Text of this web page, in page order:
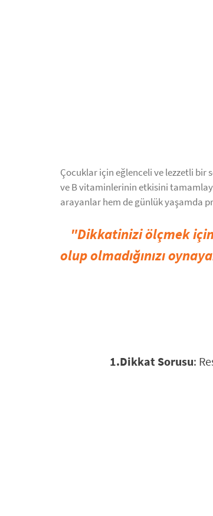
Çocuklar için eğlenceli ve lezzetli bir
ve B vitaminlerinin etkisini
arayanlar hem de günlük yaşamda
"Dikkatinizi ölçmek
olup olmadığınızı
1.Dikkat Sorusu: